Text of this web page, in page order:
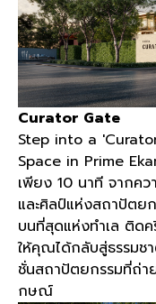
Curator Gate
Step into a
Space in Prime
เพียง 10 นาที จากคว
และศิลป์แห่งสถาปัตย
บนที่สุดแห่งทำเล ติด
ให้คุณได้กลับสู่ธรรมช
ชั่นสถาปัตยกรรมที่ถ่า
กษณ์